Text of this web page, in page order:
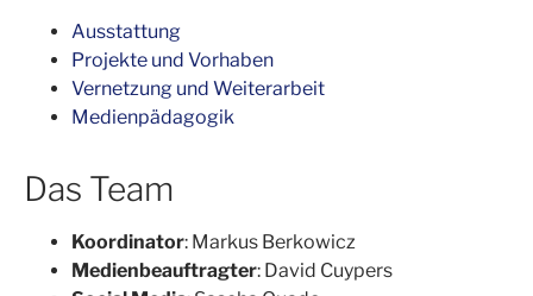
Ausstattung
Projekte und Vorhaben
Vernetzung und Weiterarbeit
Medienpädagogik
Das Team
Koordinator: Markus Berkowicz
Medienbeauftragter: David Cuypers